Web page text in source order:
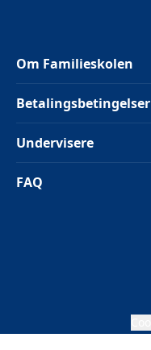
Om Familieskolen
Betalingsbetingelser
Undervisere
FAQ